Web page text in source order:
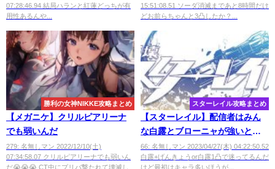
07:28:46.94 結局ハランと紅蓮どっちが有
用性あるんや...
15:51:08.51 ソーダ消滅まであと8時間だけ
どお前らちゃんと3凸したか？...
勝利の女神NIKKE攻略まとめ
【メガニケ】クリルピアリーナ
でも弱いんだ
279: 名無しマン 2022/12/10(土)
07:34:58.07 クリルピアリーナでも弱いん
だ😭😭😭 CT中にプリバ撃たれて壊滅し
スターレイル攻略まとめ
【スターレイル】配信者はみん
な白露とブローニャが強いと言
ってる
66: 名無しマン 2023/04/27(木) 04:22:50.52
白露+げんきょうor白露1凸で迷ってるんだ
けど最初はキャラ多いほうが...